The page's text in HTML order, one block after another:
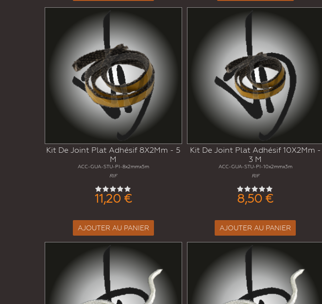
Kit De Joint Plat Adhésif 8X2Mm - 5
M
ACC-GUA-STU-PI-8x2mmx5m
RIF
11,20 €
AJOUTER AU PANIER
Kit De Joint Plat Adhésif 10X2Mm -
3 M
ACC-GUA-STU-PI-10x2mmx3m
RIF
8,50 €
AJOUTER AU PANIER